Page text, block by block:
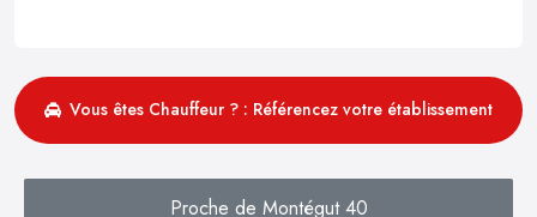
Vous êtes Chauffeur ? : Référencez votre établissement
Proche de Montégut 40